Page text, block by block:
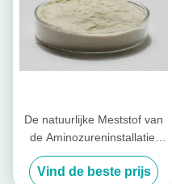
De natuurlijke Meststof van
de Aminozureninstallatie,
Organische
Molybdeenmeststof
Vind de beste prijs